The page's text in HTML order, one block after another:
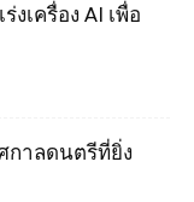
งเครื่อง AI เพื่อ
ศกาลดนตรีที่ยิ่ง